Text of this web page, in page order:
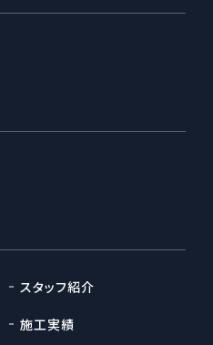
スタッフ紹介
施工実績